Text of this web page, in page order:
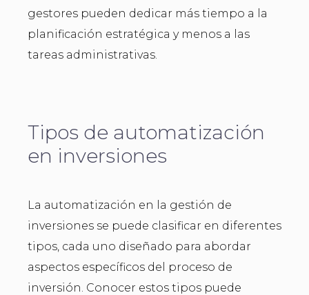
gestores pueden dedicar más tiempo a la
planificación estratégica y menos a las
tareas administrativas.
Tipos de automatización
en inversiones
La automatización en la gestión de
inversiones se puede clasificar en diferentes
tipos, cada uno diseñado para abordar
aspectos específicos del proceso de
inversión. Conocer estos tipos puede